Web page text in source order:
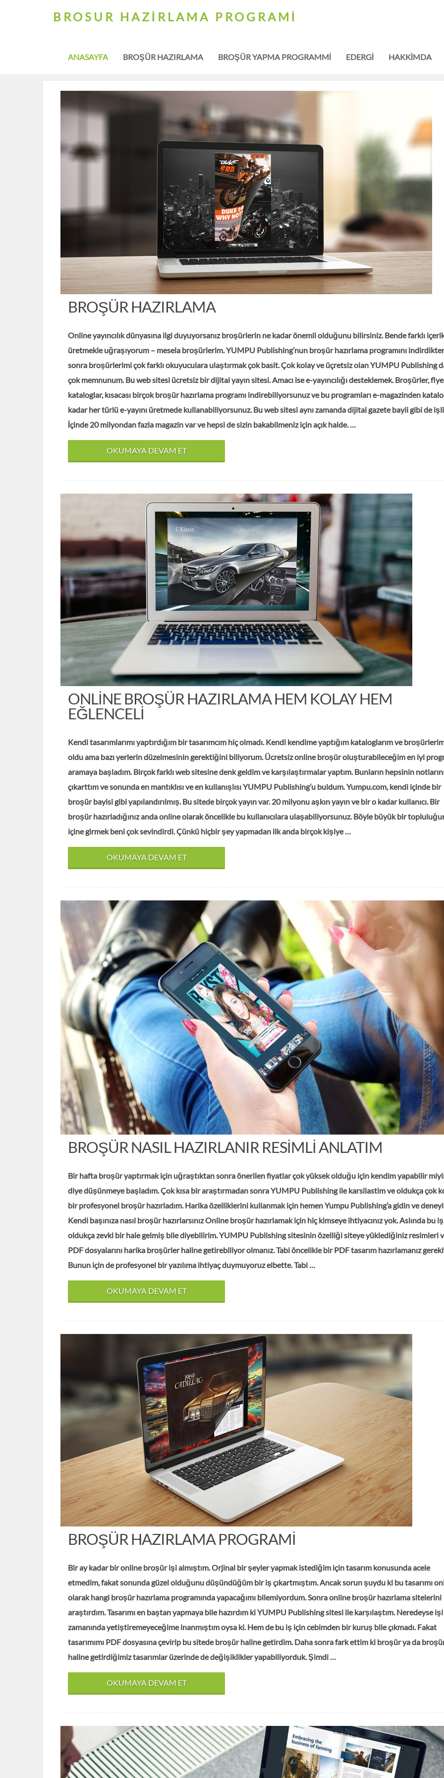
BROSUR HAZIRLAMA PROGRAMI
ANASAYFA BROŞÜR HAZIRLAMA BROŞÜR YAPMA PROGRAMMI EDERGI HAKKIMDA
BROŞÜR HAZIRLAMA
Online yayıncılık dünyasına ilgi duyuyorsanız broşürlerin ne kadar önemli olduğunu bilirsiniz. Bende farklı
üretmekle uğraşıyorum – mesela broşürlerim. YUMPU Publishing’nun broşür hazırlama programını
sonra broşürlerimi çok farklı okuyuculara ulaştırmak çok basit. Çok kolay ve üçretsiz olan YUMPU Publishing
çok memnunum. Bu web sitesi ücretsiz bir dijital yayın sitesi. Amacı ise e-yayıncılığı desteklemek. Broşürler,
kataloglar, kısacası birçok broşür hazırlama programı indirebiliyorsunuz ve bu programları e-magazinden
kadar her türlü e-yayını üretmede kullanabiliyorsunuz. Bu web sitesi aynı zamanda dijital gazete bayii gibi de
İçinde 20 milyondan fazla magazin var ve hepsi de sizin bakabilmeniz için açık halde. …
OKUMAYA DEVAM ET
ONLINE BROŞÜR HAZIRLAMA HEM KOLAY HEM
EĞLENCELI
Kendi tasarımlarımı yaptırdığım bir tasarımcım hiç olmadı. Kendi kendime yaptığım kataloglarım ve
oldu ama bazı yerlerin düzelmesinin gerektiğini biliyorum. Ücretsiz online broşür oluşturabileceğim en iyi
aramaya başladım. Birçok farklı web sitesine denk geldim ve karşılaştırmalar yaptım. Bunların hepsinin
çıkarttım ve sonunda en mantıklısı ve en kullanışlısı YUMPU Publishing’u buldum. Yumpu.com, kendi içinde bir
broşür bayisi gibi yapılandırılmış. Bu sitede birçok yayın var. 20 milyonu aşkın yayın ve bir o kadar kullanıcı. Bir
broşür hazırladığınız anda online olarak öncelikle bu kullanıcılara ulaşabiliyorsunuz. Böyle büyük bir
içine girmek beni çok sevindirdi. Çünkü hiçbir şey yapmadan ilk anda birçok kişiye …
OKUMAYA DEVAM ET
BROŞÜR NASIL HAZIRLANIR RESIMLI ANLATIM
Bir hafta broşür yaptırmak için uğraştıktan sonra önerilen fiyatlar çok yüksek olduğu için kendim yapabilir
diye düşünmeye başladım. Çok kısa bir araştırmadan sonra YUMPU Publishing ile karsilastim ve oldukça çok
bir profesyonel broşür hazırladım. Harika özelliklerini kullanmak için hemen Yumpu Publishing’a gidin ve
Kendi başınıza nasıl broşür hazırlarsınız Online broşür hazırlamak için hiç kimseye ihtiyacınız yok. Aslında bu iş
oldukça zevkl bir hale gelmiş bile diyebilirim. YUMPU Publishing sitesinin özelliği siteye yüklediğiniz resimleri
PDF dosyalarını harika broşürler haline getirebiliyor olmanız. Tabi öncelikle bir PDF tasarım hazırlamanız
Bunun için de profesyonel bir yazılıma ihtiyaç duymuyoruz elbette. Tabi …
OKUMAYA DEVAM ET
BROŞÜR HAZIRLAMA PROGRAMI
Bir ay kadar bir online broşür işi almıştım. Orjinal bir şeyler yapmak istediğim için tasarım konusunda acele
etmedim, fakat sonunda güzel olduğunu düşündüğüm bir iş çıkartmıştım. Ancak sorun şuydu ki bu tasarımı
olarak hangi broşür hazırlama programında yapacağımı bilemiyordum. Sonra online broşür hazırlama sitelerini
araştırdım. Tasarımı en baştan yapmaya bile hazırdım ki YUMPU Publishing sitesi ile karşılaştım. Neredeyse işi
zamanında yetiştiremeyeceğime inanmıştım oysa ki. Hem de bu iş için cebimden bir kuruş bile çıkmadı. Fakat
tasarımımı PDF dosyasına çevirip bu sitede broşür haline getirdim. Daha sonra fark ettim ki broşür ya da
haline getirdiğimiz tasarımlar üzerinde de değişiklikler yapabiliyorduk. Şimdi …
OKUMAYA DEVAM ET